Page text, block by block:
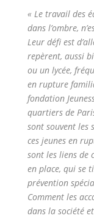
« Le travail des
dans l’ombre,
Leur défi est
repèrent, aussi
ou un lycée,
en rupture
fondation
quartiers de
sont souvent les
ces jeunes en
sont les liens de
en place, qui se
prévention
Comment les
dans la société